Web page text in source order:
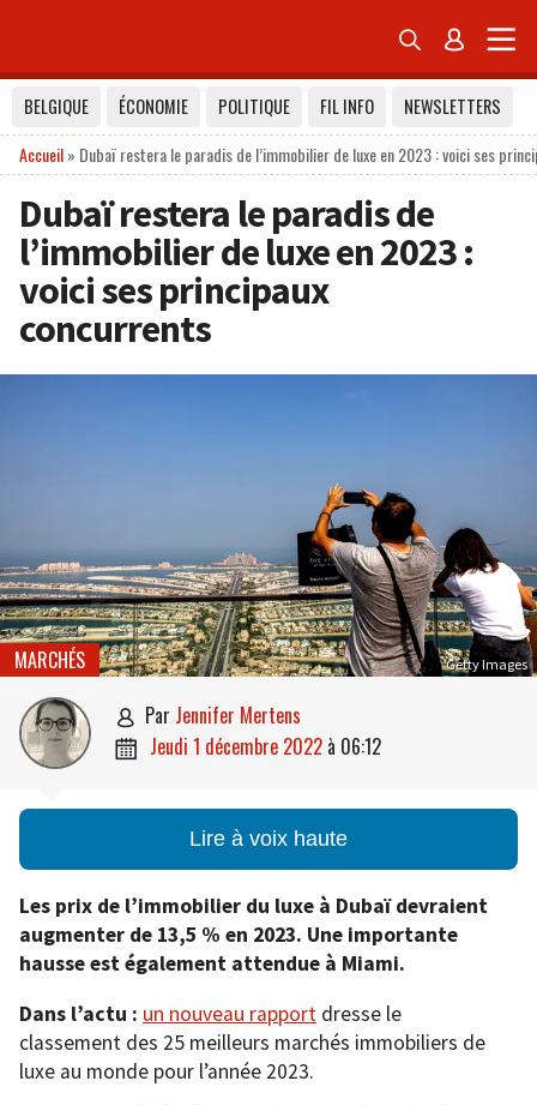
 
BELGIQUE ÉCONOMIE POLITIQUE FIL INFO
NEWSLETTERS
Accueil» Dubaï restera le paradis de l’immobilier de luxe en 2023 : voici ses
Dubaï restera le paradis de
l’immobilier de luxe en 2023 :
voici ses principaux
concurrents
Getty Images
MARCHÉS
 par Jennifer Mertens
 jeudi 1 décembre 2022 à 06:12
Lire à voix haute
Les prix de l’immobilier du luxe à Dubaï devraient
augmenter de 13,5 % en 2023. Une importante
hausse est également attendue à Miami.
Dans l’actu : un nouveau rapport dresse le
classement des 25 meilleurs marchés immobiliers de
luxe au monde pour l’année 2023.